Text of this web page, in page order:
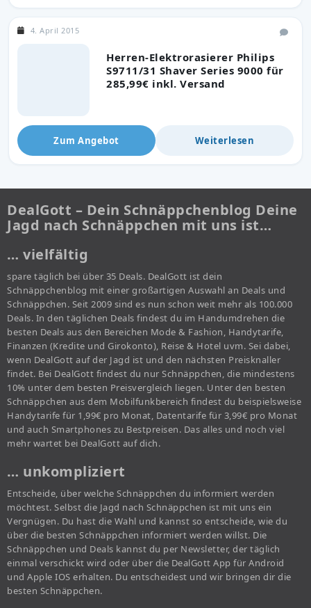
Herren-Elektrorasierer Philips
S9711/31 Shaver Series 9000 für
285,99€ inkl. Versand
4. April 2015
Zum Angebot Weiterlesen
DealGott – Dein Schnäppchenblog Deine
Jagd nach Schnäppchen mit uns ist…
… vielfältig
spare täglich bei über 35 Deals. DealGott ist dein
Schnäppchenblog mit einer großartigen Auswahl an Deals und
Schnäppchen. Seit 2009 sind es nun schon weit mehr als 100.000
Deals. In den täglichen Deals findest du im Handumdrehen die
besten Deals aus den Bereichen Mode & Fashion, Handytarife,
Finanzen (Kredite und Girokonto), Reise & Hotel uvm. Sei dabei,
wenn DealGott auf der Jagd ist und den nächsten Preisknaller
findet. Bei DealGott findest du nur Schnäppchen, die mindestens
10% unter dem besten Preisvergleich liegen. Unter den besten
Schnäppchen aus dem Mobilfunkbereich findest du beispielsweise
Handytarife für 1,99€ pro Monat, Datentarife für 3,99€ pro Monat
und auch Smartphones zu Bestpreisen. Das alles und noch viel
mehr wartet bei DealGott auf dich.
… unkompliziert
Entscheide, über welche Schnäppchen du informiert werden
möchtest. Selbst die Jagd nach Schnäppchen ist mit uns ein
Vergnügen. Du hast die Wahl und kannst so entscheide, wie du
über die besten Schnäppchen informiert werden willst. Die
Schnäppchen und Deals kannst du per Newsletter, der täglich
einmal verschickt wird oder über die DealGott App für Android
und Apple IOS erhalten. Du entscheidest und wir bringen dir die
besten Schnäppchen.